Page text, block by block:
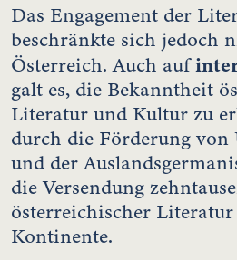
Das Engagement der
beschränkte sich jedoch
Österreich. Auch auf
galt es, die Bekanntheit
Literatur und Kultur zu
durch die Förderung
und der
die Versendung
österreichischer
Kontinente.